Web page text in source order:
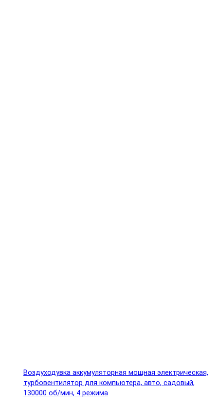
Воздуходувка аккумуляторная мощная электрическая,
турбовентилятор для компьютера, авто, садовый,
130000 об/мин, 4 режима